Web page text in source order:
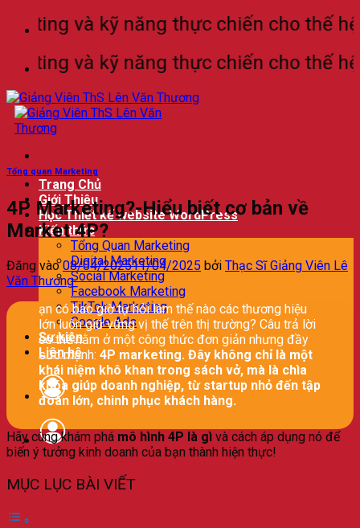
qua
dung
và kỹ năng thực chiến cho thế hệ làm
và kỹ năng thực chiến cho thế hệ làm
Trang Chủ
Giới Thiệu
Học Thiết kế website WordPress
Kiến thức
Tổng Quan Marketing
Digital Marketing
Social Marketing
Facebook Marketing
TikTok Marketing
Google Ads
Sự kiện
Liên hệ
Tổng quan Marketing
4P Marketing?-Hiểu biết cơ bản về
Market 4P?
Đăng vào08/04/202511/04/2025 bởi Thạc Sĩ Giảng Viên Lê
Văn Thương
ạn có bao giờ tự hỏi làm thế nào các thương hiệu
lớn luôn giữ vững vị thế trên thị trường? Câu trả lời
có thể nằm ở một công thức đơn giản nhưng đầy
sức mạnh: 4P marketing. Đây không chỉ là một
khái niệm khô khan trong sách vở, mà là chìa
khóa giúp doanh nghiệp, từ startup nhỏ đến tập
đoàn lớn, chinh phục khách hàng.
Hãy cùng khám phá mô hình 4P là gì và cách áp dụng nó để
biến ý tưởng kinh doanh của bạn thành hiện thực!
MỤC LỤC BÀI VIẾT